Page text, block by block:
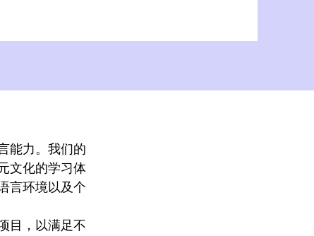
能力。我们的
文化的学习体
言环境以及个
目，以满足不